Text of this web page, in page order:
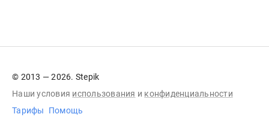
© 2013 — 2026. Stepik
Наши условия использования и конфиденциальности
Тарифы
Помощь